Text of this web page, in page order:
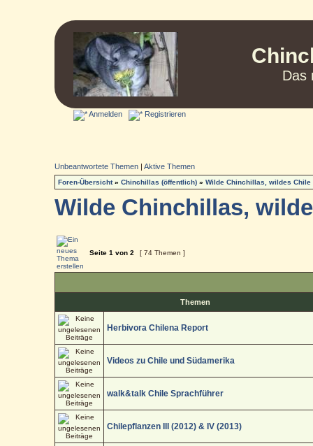
Das
Anmelden Registrieren
Unbeantwortete Themen |Aktive Themen
Foren-Übersicht»Chinchillas (öffentlich) »Wilde Chinchillas, wildes Chile
Wilde Chinchillas,
Seite1 von2 [ 74 Themen ]
Themen
Herbivora Chilena Report
Videos zu Chile und Südamerika
walk&talk Chile Sprachführer
Chilepflanzen III (2012) & IV (2013)